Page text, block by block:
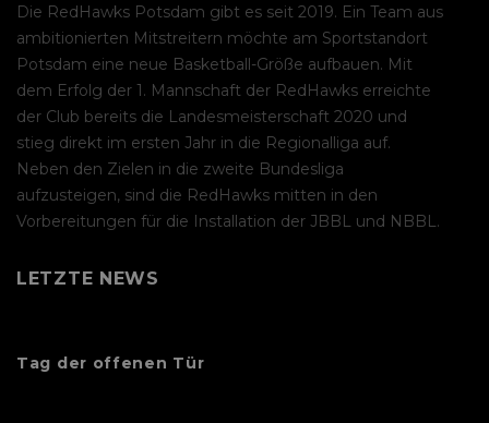
Die RedHawks Potsdam gibt es seit 2019. Ein Team aus
ambitionierten Mitstreitern möchte am Sportstandort
Potsdam eine neue Basketball-Größe aufbauen. Mit
dem Erfolg der 1. Mannschaft der RedHawks erreichte
der Club bereits die Landesmeisterschaft 2020 und
stieg direkt im ersten Jahr in die Regionalliga auf.
Neben den Zielen in die zweite Bundesliga
aufzusteigen, sind die RedHawks mitten in den
Vorbereitungen für die Installation der JBBL und NBBL.
LETZTE NEWS
Tag der offenen Tür